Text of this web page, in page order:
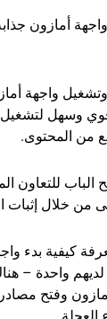
أمازون
واجهة
قوي وسهل
من المحتوى.
الباب للتعاون
من خلال إثبات
كيفية بدء
لديهم واحدة –
وفتح